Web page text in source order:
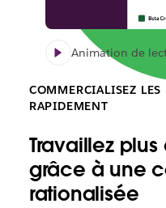
Animation de
COMMERCIALISEZ
RAPIDEMENT
Travaillez
grâce à une
rationalisée